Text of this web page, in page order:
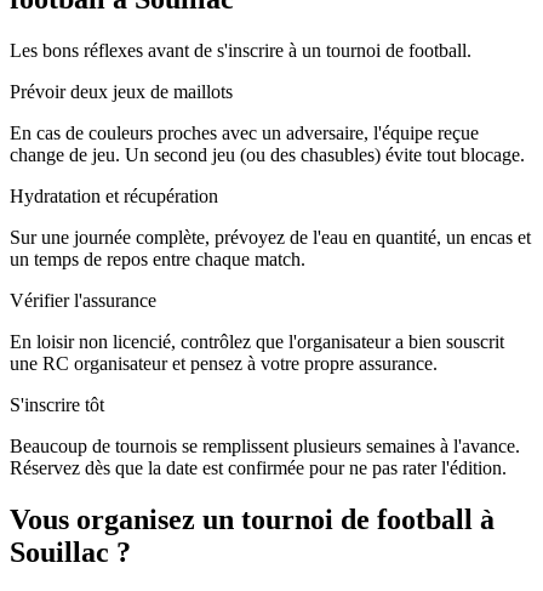
Les bons réflexes avant de s'inscrire à un tournoi de football.
Prévoir deux jeux de maillots
En cas de couleurs proches avec un adversaire, l'équipe reçue
change de jeu. Un second jeu (ou des chasubles) évite tout blocage.
Hydratation et récupération
Sur une journée complète, prévoyez de l'eau en quantité, un encas et
un temps de repos entre chaque match.
Vérifier l'assurance
En loisir non licencié, contrôlez que l'organisateur a bien souscrit
une RC organisateur et pensez à votre propre assurance.
S'inscrire tôt
Beaucoup de tournois se remplissent plusieurs semaines à l'avance.
Réservez dès que la date est confirmée pour ne pas rater l'édition.
Vous organisez un tournoi de football à
Souillac ?